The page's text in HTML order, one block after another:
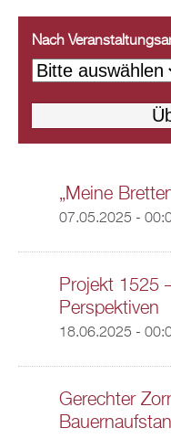
Nach
„Meine
07.05.2025 -
Projekt 1525
Perspektiven
18.06.2025 -
Gerechter